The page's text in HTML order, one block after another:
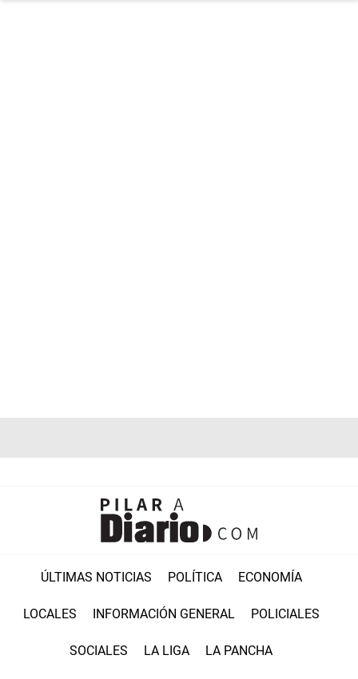
ÚLTIMAS NOTICIAS POLÍTICA ECONOMÍA
LOCALES INFORMACIÓN GENERAL POLICIALES
SOCIALES LA LIGA LA PANCHA